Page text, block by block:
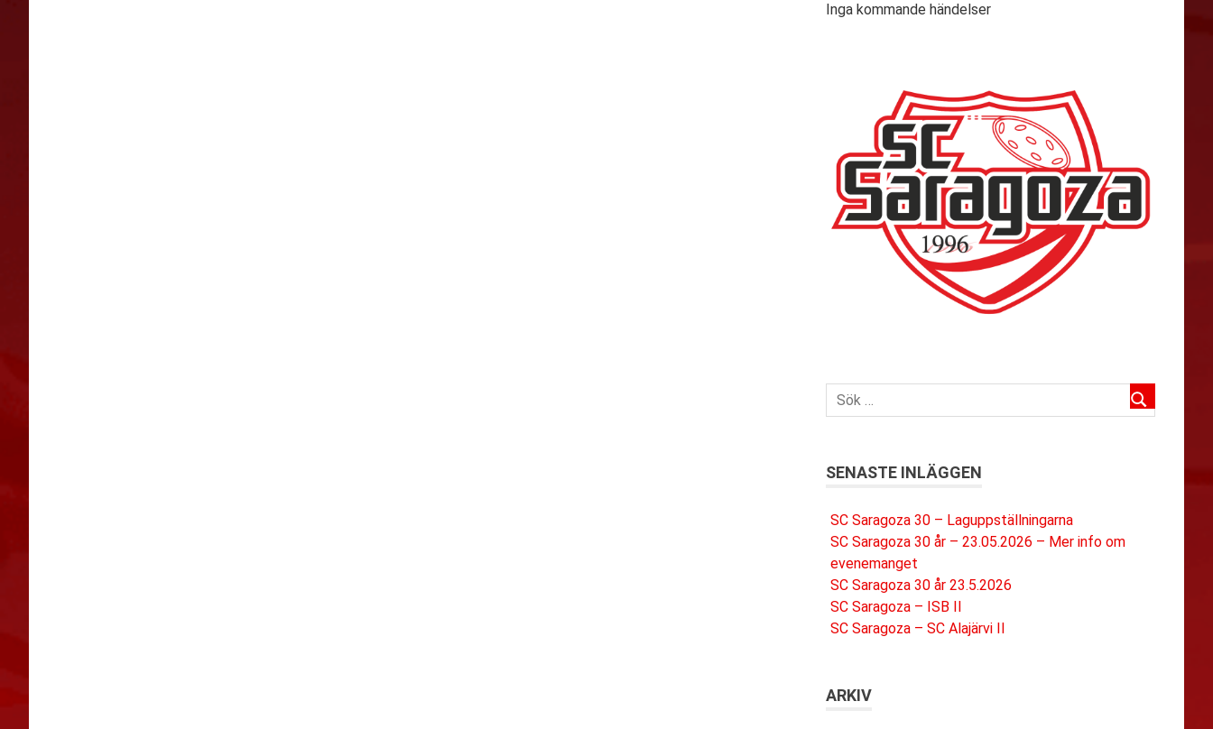
Inga kommande händelser
SENASTE INLÄGGEN
SC Saragoza 30 – Laguppställningarna
SC Saragoza 30 år – 23.05.2026 – Mer info om
evenemanget
SC Saragoza 30 år 23.5.2026
SC Saragoza – ISB II
SC Saragoza – SC Alajärvi II
ARKIV